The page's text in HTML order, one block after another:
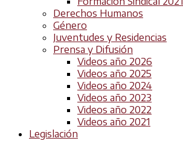
Derechos Humanos
Género
Juventudes y Residencias
Prensa y Difusión
Videos año 2026
Videos año 2025
Videos año 2024
Videos año 2023
Videos año 2022
Videos año 2021
Legislación